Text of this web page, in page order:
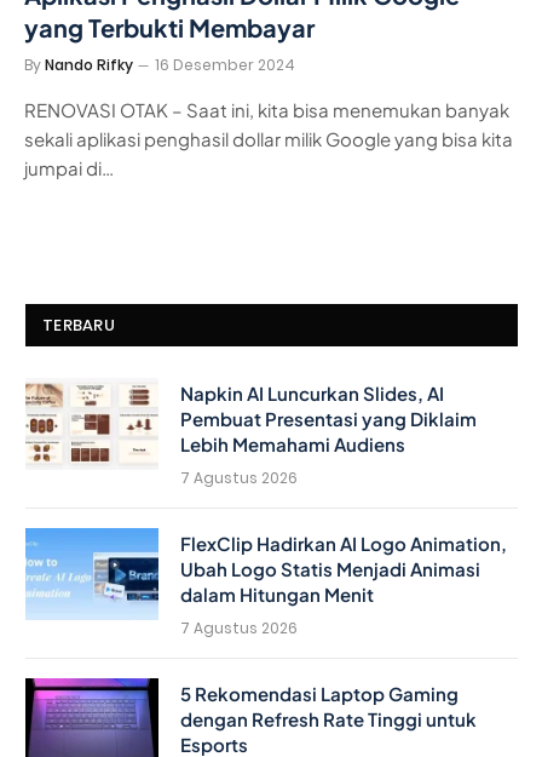
yang Terbukti Membayar
ByNando Rifky 16 Desember 2024
RENOVASI OTAK – Saat ini, kita bisa menemukan banyak
sekali aplikasi penghasil dollar milik Google yang bisa kita
jumpai di…
TERBARU
Napkin AI Luncurkan Slides, AI
Pembuat Presentasi yang Diklaim
Lebih Memahami Audiens
7 Agustus 2026
FlexClip Hadirkan AI Logo Animation,
Ubah Logo Statis Menjadi Animasi
dalam Hitungan Menit
7 Agustus 2026
5 Rekomendasi Laptop Gaming
dengan Refresh Rate Tinggi untuk
Esports